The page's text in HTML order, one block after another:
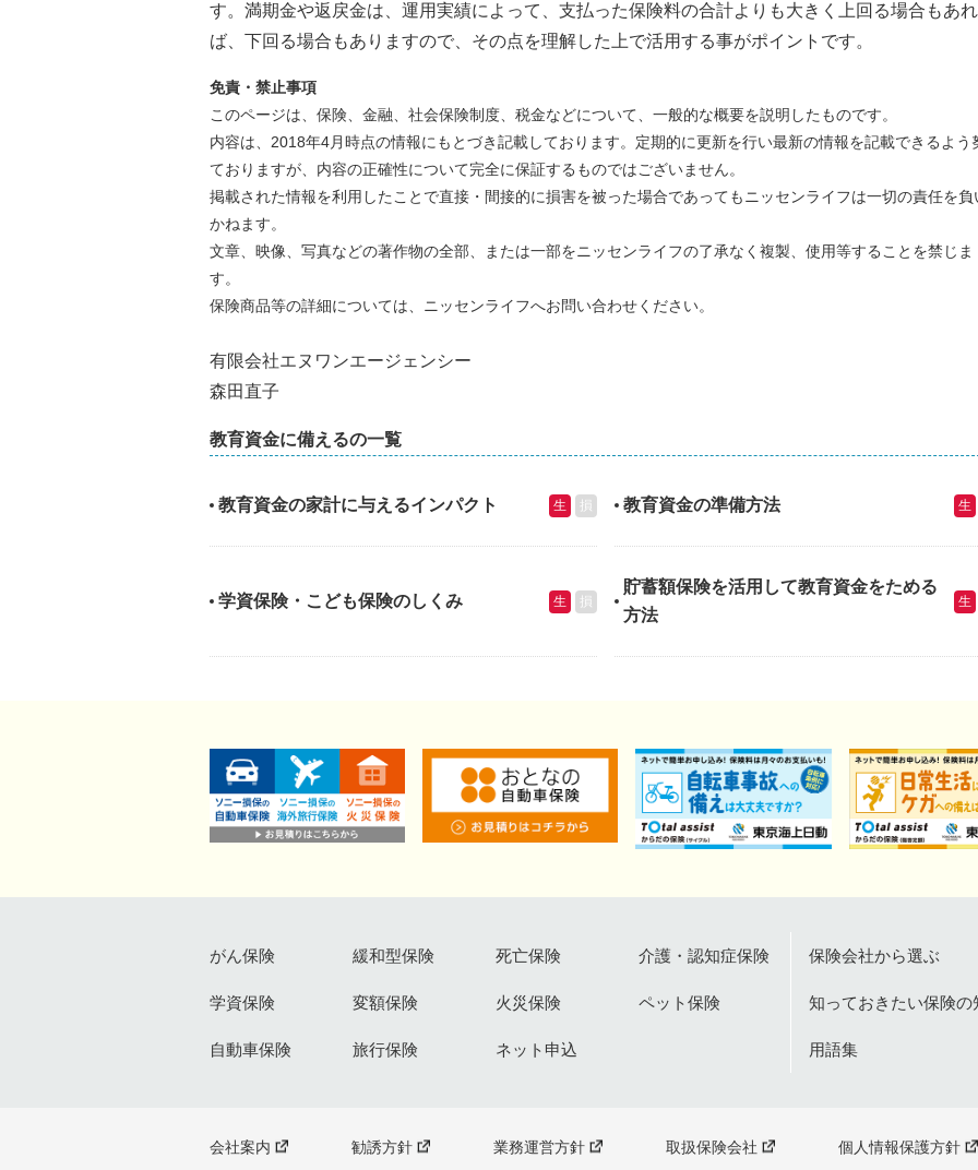
す。満期金や返戻金は、運用実績によって、支払った保険料の合計よりも大きく上回る場合もあれ
ば、下回る場合もありますので、その点を理解した上で活用する事がポイントです。
免責・禁止事項
このページは、保険、金融、社会保険制度、税金などについて、一般的な概要を説明したものです。
内容は、2018年4月時点の情報にもとづき記載しております。定期的に更新を行い最新の情報を記載できるよう
ておりますが、内容の正確性について完全に保証するものではございません。
掲載された情報を利用したことで直接・間接的に損害を被った場合であってもニッセンライフは一切の責任を負
かねます。
文章、映像、写真などの著作物の全部、または一部をニッセンライフの了承なく複製、使用等することを禁じま
す。
保険商品等の詳細については、ニッセンライフへお問い合わせください。
有限会社エヌワンエージェンシー
森田直子
教育資金に備えるの一覧
教育資金の家計に与えるインパクト 生 損 教育資金の準備方法 生
学資保険・こども保険のしくみ 生 損
貯蓄額保険を活用して教育資金をためる
方法
生
がん保険 緩和型保険 死亡保険 介護・認知症保険
学資保険 変額保険 火災保険 ペット保険
自動車保険 旅行保険 ネット申込
保険会社から選ぶ
知っておきたい保険の
用語集
会社案内 勧誘方針 業務運営方針 取扱保険会社 個人情報保護方針